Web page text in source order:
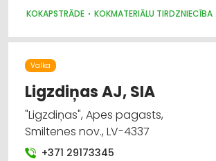
KOKAPSTRĀDE KOKMATERIĀLU TIRDZNIECĪBA
Valka
Ligzdiņas AJ, SIA
"Ligzdiņas", Apes pagasts,
Smiltenes nov., LV-4337
+371 29173345